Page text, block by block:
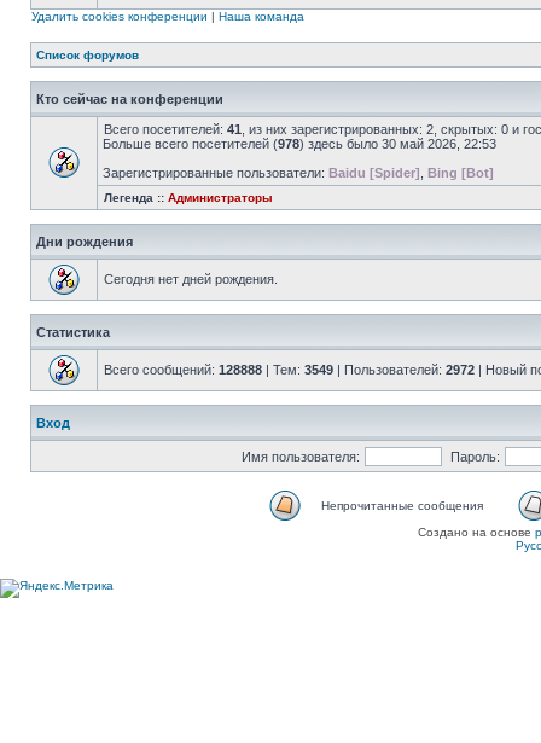
Удалить cookies конференции | Наша команда
Список форумов
Кто сейчас на конференции
Всего посетителей: 41 , из них зарегистрированных: 2, скрытых: 0 и
Больше всего посетителей (978) здесь было 30 май 2026, 22:53
Зарегистрированные пользователи: Baidu [Spider] Bing [Bot]
Легенда :: Администраторы
Дни рождения
Сегодня нет дней рождения.
Статистика
Всего сообщений: 128888 | Тем: 3549 | Пользователей: 2972 | Новый
Вход
Имя пользователя: Пароль:
Непрочитанные сообщения
Создано на основе